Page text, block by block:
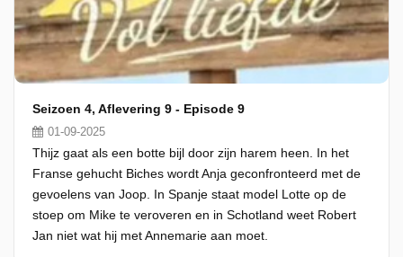
Seizoen 4, Aflevering 9 - Episode 9
01-09-2025
Thijz gaat als een botte bijl door zijn harem heen. In het
Franse gehucht Biches wordt Anja geconfronteerd met de
gevoelens van Joop. In Spanje staat model Lotte op de
stoep om Mike te veroveren en in Schotland weet Robert
Jan niet wat hij met Annemarie aan moet.